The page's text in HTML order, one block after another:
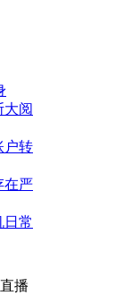
大阅
户转
在严
常
播